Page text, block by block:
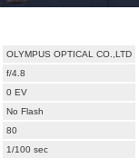
OLYMPUS OPTICAL CO.,LTD
f/4.8
0 EV
No Flash
80
1/100 sec